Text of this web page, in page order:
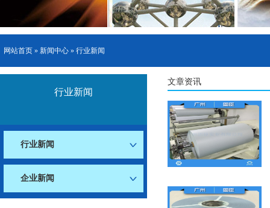
网站首页 » 新闻中心 » 行业新闻
行业新闻
行业新闻
企业新闻
文章资讯